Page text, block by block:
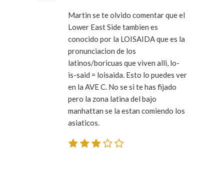
Martin se te olvido comentar que el
Lower East Side tambien es
conocido por la LOISAIDA que es la
pronunciacion de los
latinos/boricuas que viven alli, lo-
is-said = loisaida. Esto lo puedes ver
en la AVE C. No se si te has fijado
pero la zona latina del bajo
manhattan se la estan comiendo los
asiaticos.